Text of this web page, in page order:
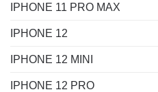
IPHONE 11 PRO MAX
IPHONE 12
IPHONE 12 MINI
IPHONE 12 PRO